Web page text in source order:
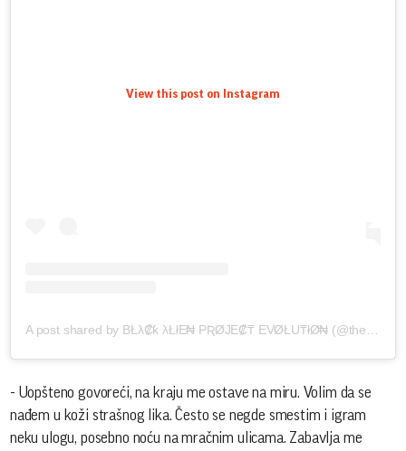
View this post on Instagram
- Uopšteno govoreći, na kraju me ostave na miru. Volim da se
nađem u koži strašnog lika. Često se negde smestim i igram
neku ulogu, posebno noću na mračnim ulicama. Zabavlja me